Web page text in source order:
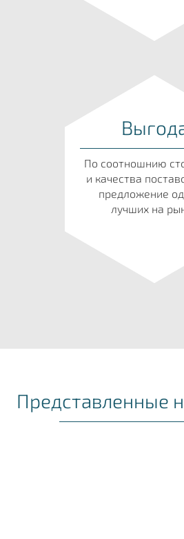
По соотношнию
и качества
предложение
лучших на
Представленные